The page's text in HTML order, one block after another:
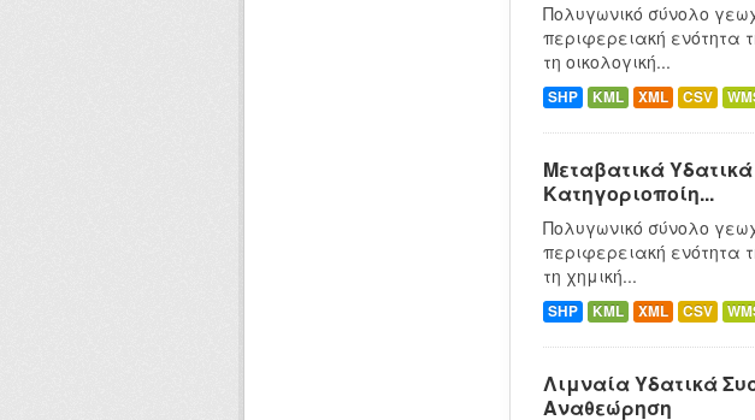
Πολυγωνικό σύνολο
περιφερειακή ενότητα
τη οικολογική...
SHP KML XML CSV
Μεταβατικά
Κατηγοριοποίη...
Πολυγωνικό σύνολο
περιφερειακή ενότητα
τη χημική...
SHP KML XML CSV
Λιμναία Υδατικά
Αναθεώρηση